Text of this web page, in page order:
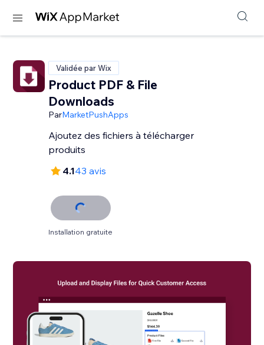
Validée par Wix
Product PDF & File
Downloads
ParMarketPushApps
Ajoutez des fichiers à télécharger
produits
4.143 avis
Installation gratuite